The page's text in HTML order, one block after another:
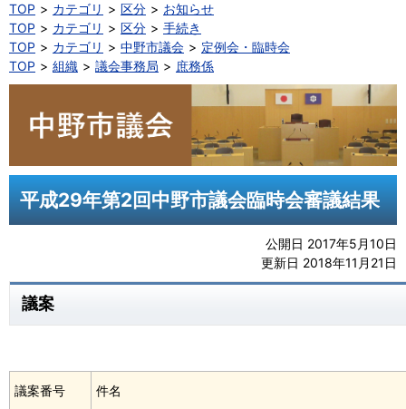
TOP カテゴリ 区分
お知らせ
TOP
カテゴリ 区分
手続き
TOP
カテゴリ 中野市議会
定例会・臨時会
TOP
組織 議会事務局 庶務係
平成29年第2回中野市議会臨時会審議結果
公開日 2017年5月10日
更新日 2018年11月21日
議案
議案番号 件名